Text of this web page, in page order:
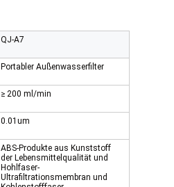
QJ-A7
Portabler Außenwasserfilter
≥ 200 ml/min
0.01um
ABS-Produkte aus Kunststoff
der Lebensmittelqualität und
Hohlfaser-
Ultrafiltrationsmembran und